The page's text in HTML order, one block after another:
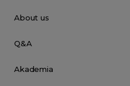
About us
Q&A
Akademia